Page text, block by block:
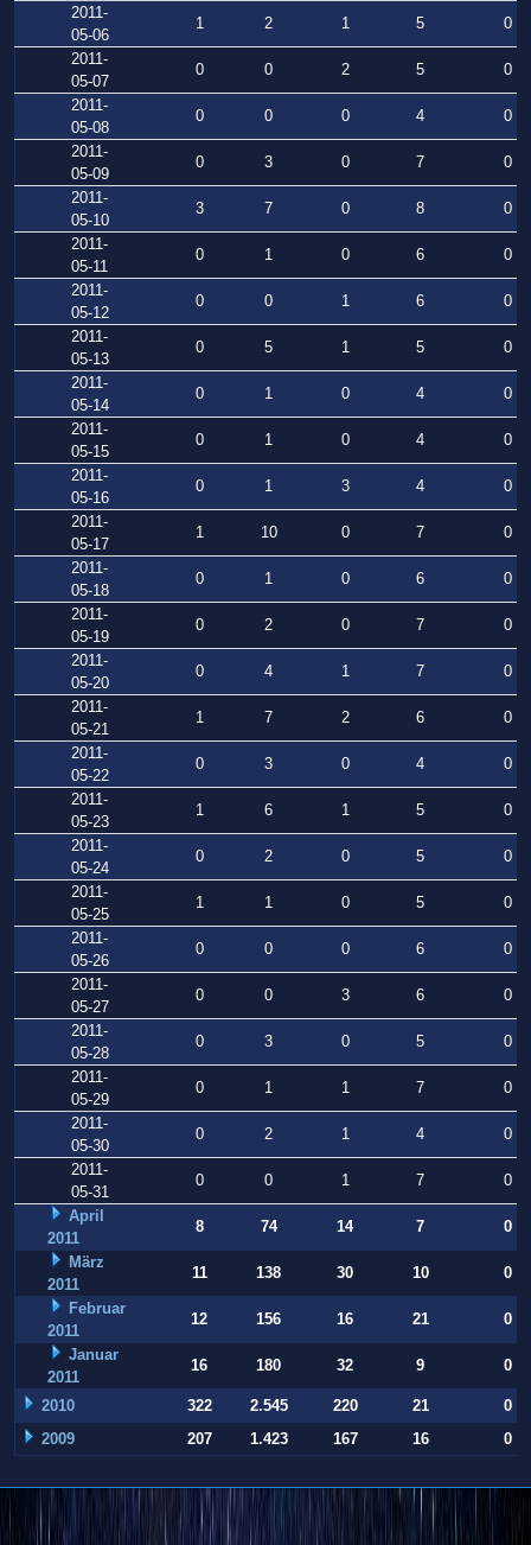
2011-
05-06
1 2 1 5
0
2011-
05-07
0 0 2 5
0
2011-
05-08
0 0 0 4
0
2011-
05-09
0 3 0 7
0
2011-
05-10
3 7 0 8
0
2011-
05-11
0 1 0 6
0
2011-
05-12
0 0 1 6
0
2011-
05-13
0 5 1 5
0
2011-
05-14
0 1 0 4
0
2011-
05-15
0 1 0 4
0
2011-
05-16
0 1 3 4
0
2011-
05-17
1 10 0 7
0
2011-
05-18
0 1 0 6
0
2011-
05-19
0 2 0 7
0
2011-
05-20
0 4 1 7
0
2011-
05-21
1 7 2 6
0
2011-
05-22
0 3 0 4
0
2011-
05-23
1 6 1 5
0
2011-
05-24
0 2 0 5
0
2011-
05-25
1 1 0 5
0
2011-
05-26
0 0 0 6
0
2011-
05-27
0 0 3 6
0
2011-
05-28
0 3 0 5
0
2011-
05-29
0 1 1 7
0
2011-
05-30
0 2 1 4
0
2011-
05-31
0 0 1 7
0
April
2011
8 74 14 7
0
März
2011
11 138 30 10
0
Februar
2011
12 156 16 21
0
Januar
2011
16 180 32 9 0
2010 322 2.545 220 21
0
2009
207 1.423 167 16 0